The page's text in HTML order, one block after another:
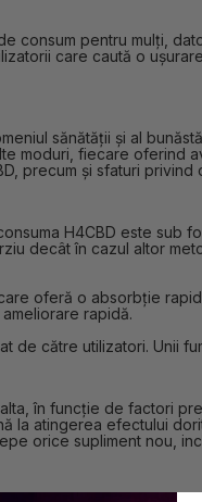
consum pentru mulți,
care caută o
sănătății și al
moduri, fiecare
precum și sfaturi privind
H4CBD este
decât în cazul altor
oferă o absorbție
rapidă.
către utilizatori. Unii
în funcție de factori
atingerea efectului
orice supliment nou,